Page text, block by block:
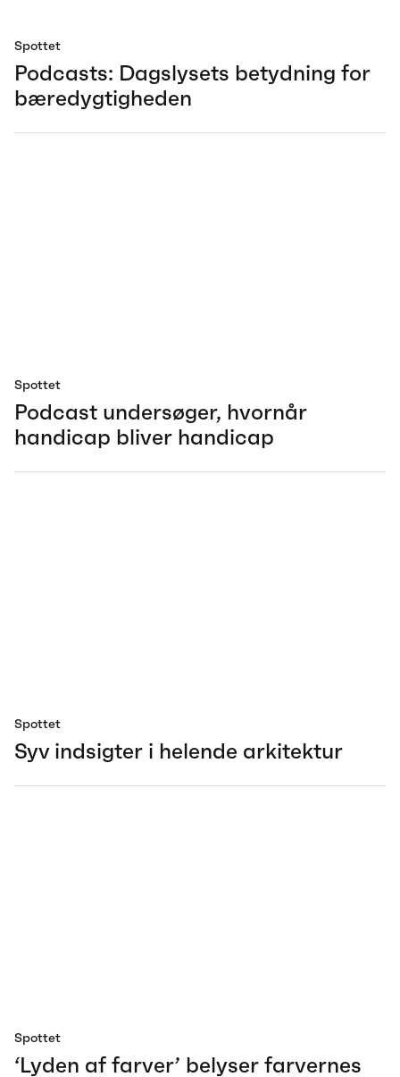
Spottet
Podcasts: Dagslysets betydning for
bæredygtigheden
Spottet
Podcast undersøger, hvornår
handicap bliver handicap
Spottet
Syv indsigter i helende arkitektur
Spottet
‘Lyden af farver’ belyser farvernes